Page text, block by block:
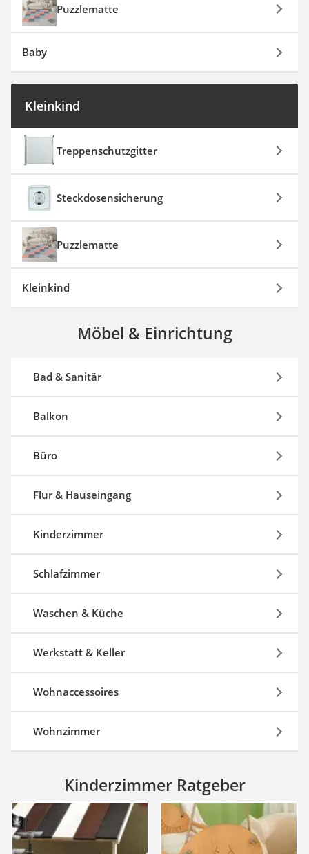
Puzzlematte
Baby
Kleinkind
Treppenschutzgitter
Steckdosensicherung
Puzzlematte
Kleinkind
Möbel & Einrichtung
Bad & Sanitär
Balkon
Büro
Flur & Hauseingang
Kinderzimmer
Schlafzimmer
Waschen & Küche
Werkstatt & Keller
Wohnaccessoires
Wohnzimmer
Kinderzimmer Ratgeber